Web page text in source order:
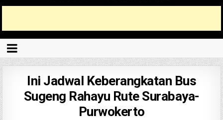
Ini Jadwal Keberangkatan Bus
Sugeng Rahayu Rute Surabaya-
Purwokerto